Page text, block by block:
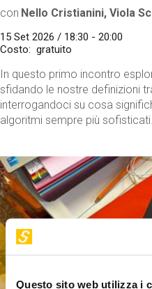
Questo sito web utilizza i
con Nello Cristianini, Viola
15 Set 2026 / 18:30 - 20:00
Costo
gratuito
In questo primo incontro
sfidando le nostre definizioni
interrogandoci su cosa
algoritmi sempre più sofisticati.